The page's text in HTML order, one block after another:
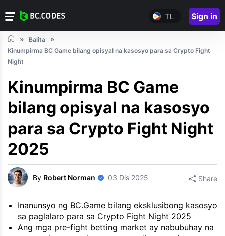
TL Sign in
Balita
Kinumpirma BC Game bilang opisyal na kasosyo para sa Crypto Fight
Night
Kinumpirma BC Game
bilang opisyal na kasosyo
para sa Crypto Fight Night
2025
By Robert Norman 03 Dis 2025 Share
Inanunsyo ng BC.Game bilang eksklusibong kasosyo
sa paglalaro para sa Crypto Fight Night 2025
Ang mga pre-fight betting market ay nabubuhay na